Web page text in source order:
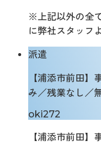
※上記以外の全
に弊社スタッフ
派遣
【浦添市前田
み／残業なし／
oki272
【浦添市前田